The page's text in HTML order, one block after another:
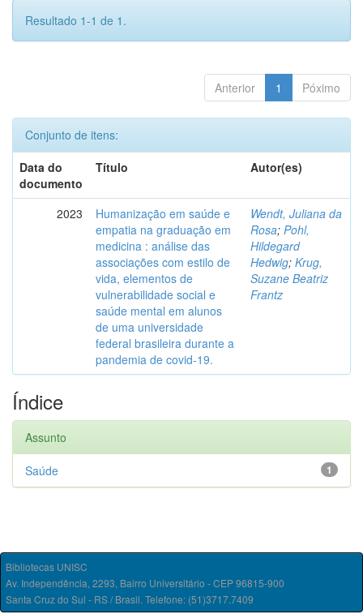
Resultado 1-1 de 1.
Anterior 1 Póximo
Conjunto de itens:
Data do
documento
Título Autor(es)
2023
Humanização em saúde e
empatia na graduação em
medicina : análise das
associações com estilo de
vida, elementos de
vulnerabilidade social e
saúde mental em alunos
de uma universidade
federal brasileira durante a
pandemia de covid-19.
Wendt, Juliana da
Rosa; Pohl,
Hildegard
Hedwig; Krug,
Suzane Beatriz
Frantz
Índice
Assunto
1
Saúde
Bibliotecas UNISC
Av. Independência, 2293, Bairro Universitário - CEP 96815-900
Santa Cruz do Sul - RS / Brasil. Telefone: (51)3717.7409